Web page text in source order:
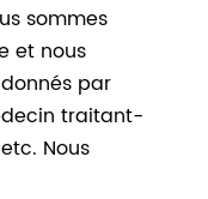
sommes
et nous
par
traitant-
Nous